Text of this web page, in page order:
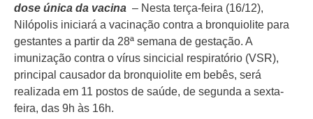
dose única da vacina – Nesta terça-feira (16/12),
Nilópolis iniciará a vacinação contra a bronquiolite para
gestantes a partir da 28ª semana de gestação. A
imunização contra o vírus sincicial respiratório (VSR),
principal causador da bronquiolite em bebês, será
realizada em 11 postos de saúde, de segunda a sexta-
feira, das 9h às 16h.